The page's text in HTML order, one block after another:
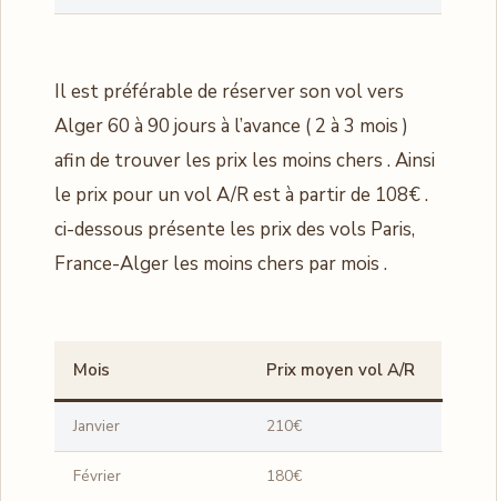
Il est préférable de réserver son vol vers
Alger 60 à 90 jours à l’avance ( 2 à 3 mois )
afin de trouver les prix les moins chers . Ainsi
le prix pour un vol A/R est à partir de 108€ .
ci-dessous présente les prix des vols Paris,
France-Alger les moins chers par mois .
Mois Prix moyen vol A/R
Janvier 210€
Février 180€